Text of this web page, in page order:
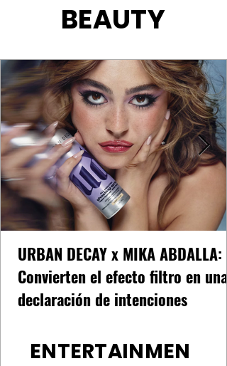
BEAUTY
URBAN DECAY x MIKA ABDALLA:
Convierten el efecto filtro en una
declaración de intenciones
ENTERTAINMEN